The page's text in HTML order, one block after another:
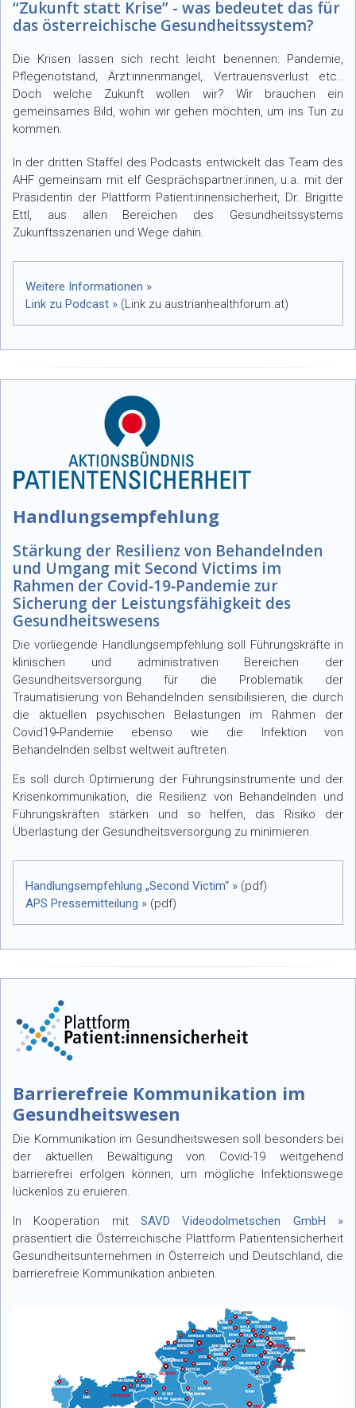
“Zukunft statt Krise” - was bedeutet das für
das österreichische Gesundheitssystem?
Die Krisen lassen sich recht leicht benennen: Pandemie,
Pflegenotstand, Ärzt:innenmangel, Vertrauensverlust etc..
Doch welche Zukunft wollen wir? Wir brauchen ein
gemeinsames Bild, wohin wir gehen möchten, um ins Tun zu
kommen.
In der dritten Staffel des Podcasts entwickelt das Team des
AHF gemeinsam mit elf Gesprächspartner:innen, u.a. mit der
Präsidentin der Plattform Patient:innensicherheit, Dr. Brigitte
Ettl, aus allen Bereichen des Gesundheitssystems
Zukunftsszenarien und Wege dahin.
Weitere Informationen »
Link zu Podcast » (Link zu austrianhealthforum.at)
Handlungsempfehlung
Stärkung der Resilienz von Behandelnden
und Umgang mit Second Victims im
Rahmen der Covid‐19‐Pandemie zur
Sicherung der Leistungsfähigkeit des
Gesundheitswesens
Die vorliegende Handlungsempfehlung soll Führungskräfte in
klinischen und administrativen Bereichen der
Gesundheitsversorgung für die Problematik der
Traumatisierung von Behandelnden sensibilisieren, die durch
die aktuellen psychischen Belastungen im Rahmen der
Covid19‐Pandemie ebenso wie die Infektion von
Behandelnden selbst weltweit auftreten.
Es soll durch Optimierung der Führungsinstrumente und der
Krisenkommunikation, die Resilienz von Behandelnden und
Führungskräften stärken und so helfen, das Risiko der
Überlastung der Gesundheitsversorgung zu minimieren.
Handlungsempfehlung „Second Victim“ » (pdf)
APS Pressemitteilung » (pdf)
Barrierefreie Kommunikation im
Gesundheitswesen
Die Kommunikation im Gesundheitswesen soll besonders bei
der aktuellen Bewältigung von Covid-19 weitgehend
barrierefrei erfolgen können, um mögliche Infektionswege
lückenlos zu eruieren.
In Kooperation mit SAVD Videodolmetschen GmbH »
präsentiert die Österreichische Plattform Patienten­sicherheit
Gesundheitsunternehmen in Österreich und Deutschland, die
barrierefreie Kommunikation anbieten.